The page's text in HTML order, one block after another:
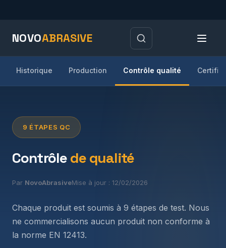
NOVOABRASIVE
Historique Production Contrôle qualité
9 ÉTAPES QC
Contrôlede qualité
Par NovoAbrasiveMise à jour : 12/02/2026
Chaque produit est soumis à 9 étapes de test. Nous
ne commercialisons aucun produit non conforme à
la norme EN 12413.